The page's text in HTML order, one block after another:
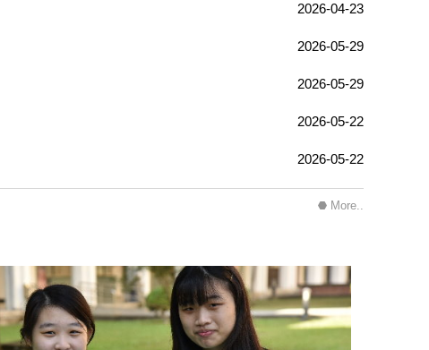
2026-04-23
2026-05-29
2026-05-29
2026-05-22
2026-05-22
More..